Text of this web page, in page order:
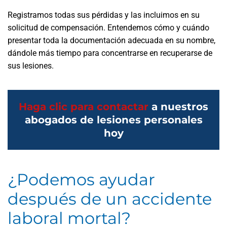
Registramos todas sus pérdidas y las incluimos en su
solicitud de compensación. Entendemos cómo y cuándo
presentar toda la documentación adecuada en su nombre,
dándole más tiempo para concentrarse en recuperarse de
sus lesiones.
Haga clic para contactar a nuestros
abogados de lesiones personales
hoy
¿Podemos ayudar
después de un accidente
laboral mortal?